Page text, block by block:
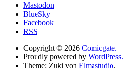
Mastodon
BlueSky
Facebook
RSS
Copyright © 2026 Comicgate.
Proudly powered by WordPress.
Theme: Zuki von Elmastudio.